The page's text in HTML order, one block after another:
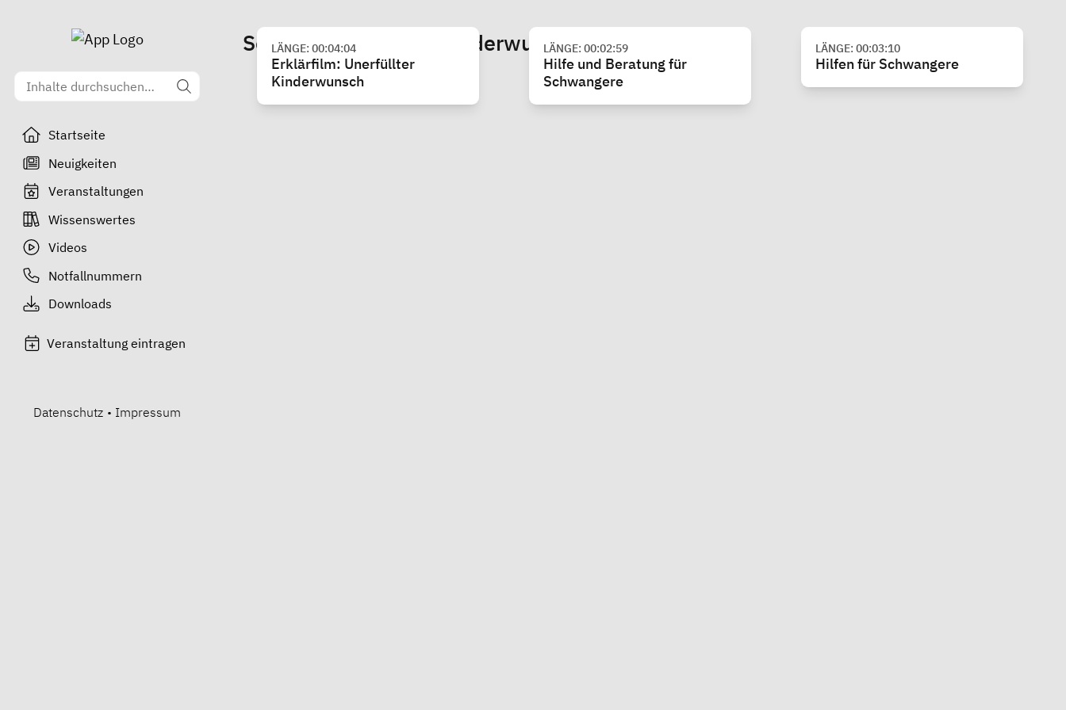
Startseite
Neuigkeiten
Veranstaltungen
Wissenswertes
Videos
Notfallnummern
Downloads
Veranstaltung eintragen
Datenschutz • Impressum
Schwangerschaft & Kinderwunsch
LÄNGE: 00:04:04
Erklärfilm: Unerfüllter
Kinderwunsch
LÄNGE: 00:02:59
Hilfe und Beratung für
Schwangere
LÄNGE: 00:03:10
Hilfen für Schwangere